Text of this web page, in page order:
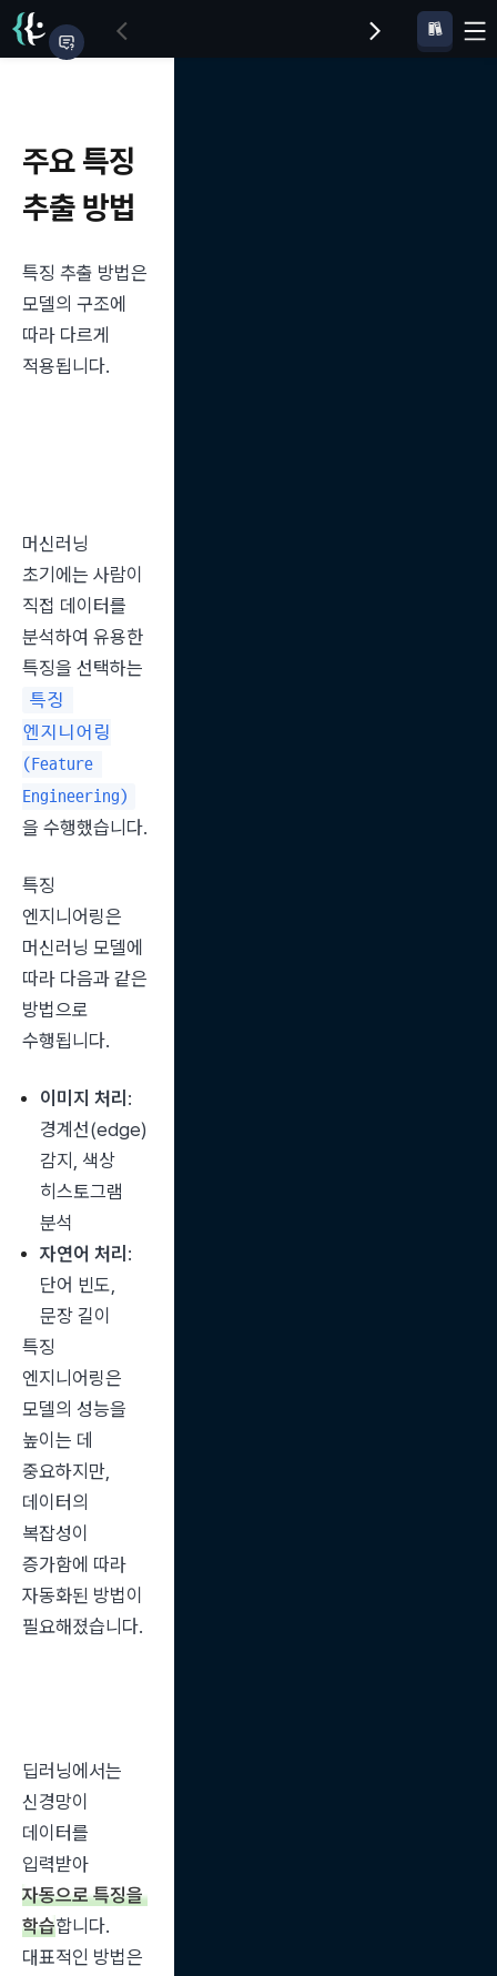
주요 특징
추출 방법
특징 추출 방법은
모델의 구조에
따라 다르게
적용됩니다.
머신러닝
초기에는 사람이
직접 데이터를
분석하여 유용한
특징
엔지니어링
(Feature
Engineering)
을 수행했습니다.
특징
엔지니어링은
머신러닝 모델에
따라 다음과 같은
방법으로
수행됩니다.
이미지 처리 :
경계선(edge)
감지, 색상
히스토그램
분석
자연어 처리 :
단어 빈도,
문장 길이
특징
엔지니어링은
모델의 성능을
높이는 데
중요하지만,
데이터의
복잡성이
증가함에 따라
자동화된 방법이
필요해졌습니다.
딥러닝에서는
신경망이
데이터를
자동으로 특징을
학습합니다.
대표적인 방법은